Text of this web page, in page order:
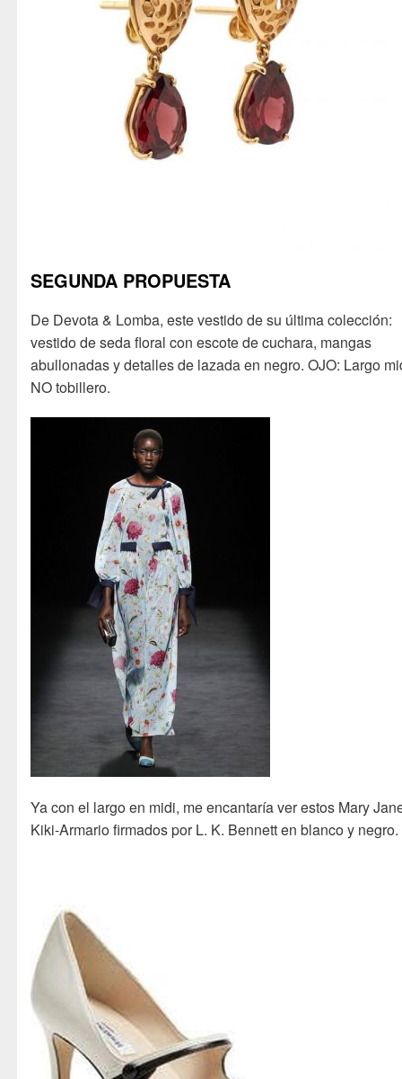
SEGUNDA PROPUESTA
De Devota & Lomba, este vestido de su última colección:
vestido de seda floral con escote de cuchara, mangas
abullonadas y detalles de lazada en negro. OJO: Largo
NO tobillero.
Ya con el largo en midi, me encantaría ver estos Mary
Kiki-Armario firmados por L. K. Bennett en blanco y negro.